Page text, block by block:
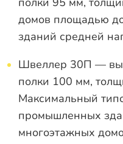
домов площадью
зданий средней
Швеллер 30П —
полки 100 мм,
Максимальный
промышленных
многоэтажных